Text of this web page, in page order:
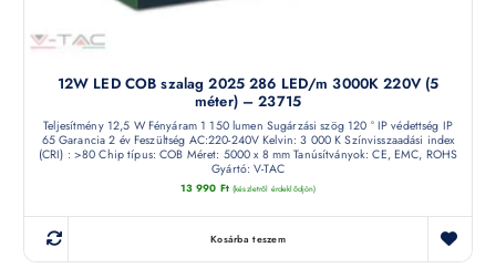
12W LED COB szalag 2025 286 LED/m 3000K 220V (5
méter) – 23715
Teljesítmény 12,5 W Fényáram 1 150 lumen Sugárzási szög 120 ° IP védettség IP
65 Garancia 2 év Feszültség AC:220-240V Kelvin: 3 000 K Színvisszaadási index
(CRI) : >80 Chip típus: COB Méret: 5000 x 8 mm Tanúsítványok: CE, EMC, ROHS
Gyártó: V-TAC
13 990 Ft (készletről érdeklődjön)
Kosárba teszem